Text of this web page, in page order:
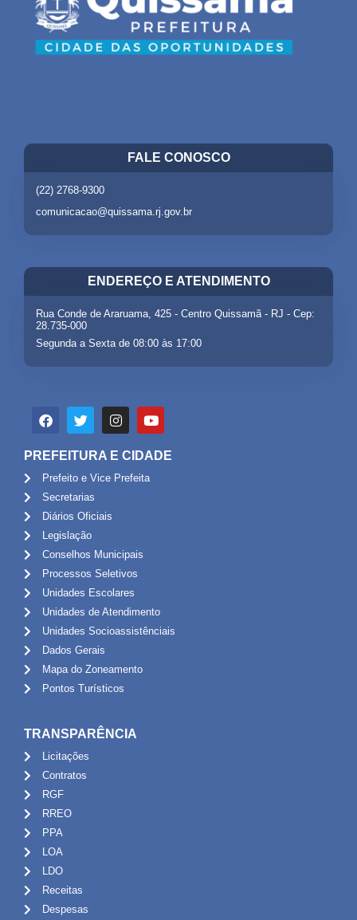
FALE CONOSCO
(22) 2768-9300
comunicacao@quissama.rj.gov.br
ENDEREÇO E ATENDIMENTO
Rua Conde de Araruama, 425 - Centro Quissamã - RJ - Cep:
28.735-000
Segunda a Sexta de 08:00 às 17:00
PREFEITURA E CIDADE
Prefeito e Vice Prefeita
Secretarias
Diários Oficiais
Legislação
Conselhos Municipais
Processos Seletivos
Unidades Escolares
Unidades de Atendimento
Unidades Socioassistênciais
Dados Gerais
Mapa do Zoneamento
Pontos Turísticos
TRANSPARÊNCIA
Licitações
Contratos
RGF
RREO
PPA
LOA
LDO
Receitas
Despesas